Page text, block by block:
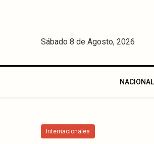
Sábado 8 de Agosto, 2026
Internacionales